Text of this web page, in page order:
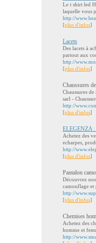
Le t shirt led
laquelle vous
http://
[plus d'infos]
Lacets
Des lacets à
partout aux
http://
[plus d'infos]
Chaussures
Chaussures
sarl -
http://
[plus d'infos]
ELEGENZA :
Achetez des
echarpes,
http://
[plus d'infos]
Pantalon
Découvrez
camouflage et
http://
[plus d'infos]
Chemises
Achetez des
homme et
http://